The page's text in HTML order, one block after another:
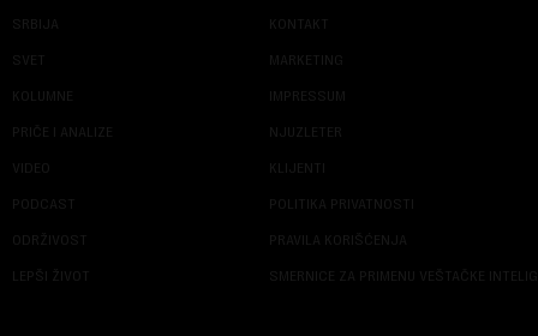
SRBIJA
SVET
KOLUMNE
PRIČE I ANALIZE
VIDEO
PODCAST
ODRŽIVOST
LEPŠI ŽIVOT
KONTAKT
MARKETING
IMPRESSUM
NJUZLETER
KLIJENTI
POLITIKA PRIVATNOSTI
PRAVILA KORIŠĆENJA
SMERNICE ZA PRIMENU VEŠTAČKE